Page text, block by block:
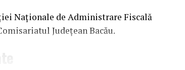
Naționale de Administrare Fiscală
Județean Bacău.